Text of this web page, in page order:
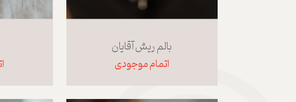
بالم ریش آقایان
اتمام موجودی